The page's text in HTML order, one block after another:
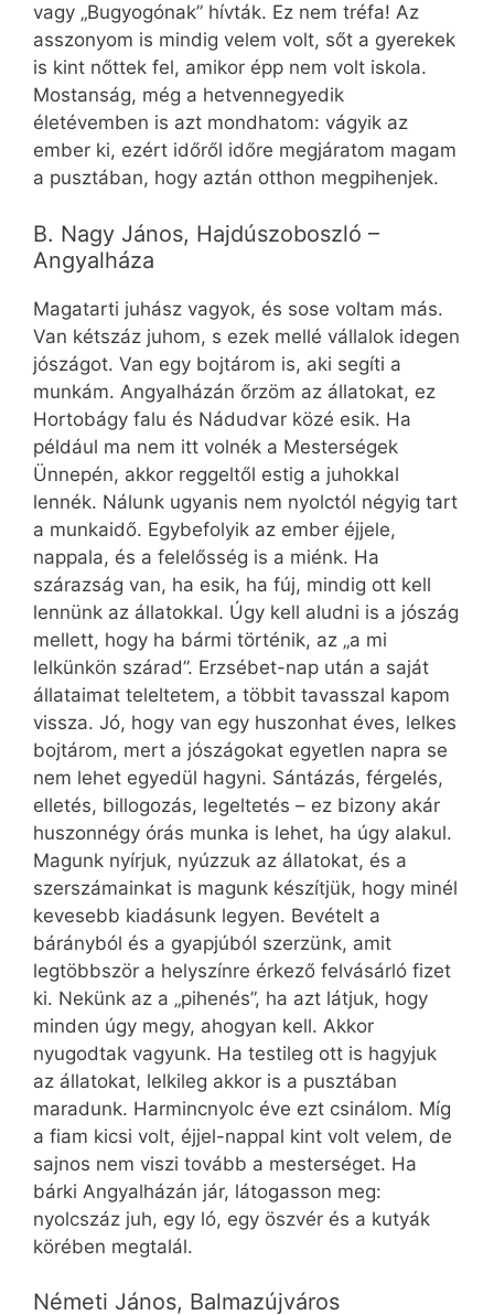
vagy „Bugyogónak” hívták. Ez nem tréfa! Az
asszonyom is mindig velem volt, sőt a gyerekek
is kint nőttek fel, amikor épp nem volt iskola.
Mostanság, még a hetvennegyedik
életévemben is azt mondhatom: vágyik az
ember ki, ezért időről időre megjáratom magam
a pusztában, hogy aztán otthon megpihenjek.
B. Nagy János, Hajdúszoboszló –
Angyalháza
Magatarti juhász vagyok, és sose voltam más.
Van kétszáz juhom, s ezek mellé vállalok idegen
jószágot. Van egy bojtárom is, aki segíti a
munkám. Angyalházán őrzöm az állatokat, ez
Hortobágy falu és Nádudvar közé esik. Ha
például ma nem itt volnék a Mesterségek
Ünnepén, akkor reggeltől estig a juhokkal
lennék. Nálunk ugyanis nem nyolctól négyig tart
a munkaidő. Egybefolyik az ember éjjele,
nappala, és a felelősség is a miénk. Ha
szárazság van, ha esik, ha fúj, mindig ott kell
lennünk az állatokkal. Úgy kell aludni is a jószág
mellett, hogy ha bármi történik, az „a mi
lelkünkön szárad”. Erzsébet-nap után a saját
állataimat teleltetem, a többit tavasszal kapom
vissza. Jó, hogy van egy huszonhat éves, lelkes
bojtárom, mert a jószágokat egyetlen napra se
nem lehet egyedül hagyni. Sántázás, férgelés,
elletés, billogozás, legeltetés – ez bizony akár
huszonnégy órás munka is lehet, ha úgy alakul.
Magunk nyírjuk, nyúzzuk az állatokat, és a
szerszámainkat is magunk készítjük, hogy minél
kevesebb kiadásunk legyen. Bevételt a
bárányból és a gyapjúból szerzünk, amit
legtöbbször a helyszínre érkező felvásárló fizet
ki. Nekünk az a „pihenés”, ha azt látjuk, hogy
minden úgy megy, ahogyan kell. Akkor
nyugodtak vagyunk. Ha testileg ott is hagyjuk
az állatokat, lelkileg akkor is a pusztában
maradunk. Harmincnyolc éve ezt csinálom. Míg
a fiam kicsi volt, éjjel-nappal kint volt velem, de
sajnos nem viszi tovább a mesterséget. Ha
bárki Angyalházán jár, látogasson meg:
nyolcszáz juh, egy ló, egy öszvér és a kutyák
körében megtalál.
Németi János, Balmazújváros